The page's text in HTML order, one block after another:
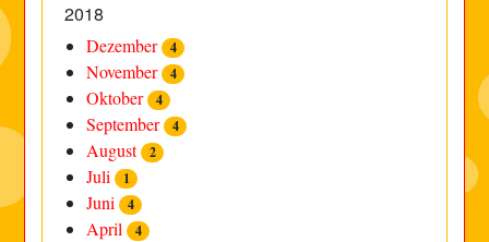
2018
Dezember 4
November 4
Oktober 4
September 4
August 2
Juli 1
Juni 4
April 4